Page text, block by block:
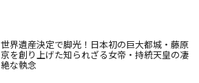
世界遺産決定で脚光！日本初の巨大都城・藤原
京を創り上げた知られざる女帝・持統天皇の凄
絶な執念